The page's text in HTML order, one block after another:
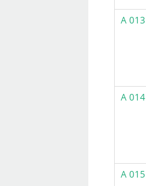
A 013
A 014
A 015